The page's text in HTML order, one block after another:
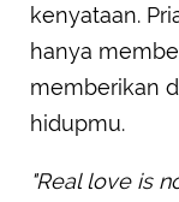
kenyataan.
hanya
memberikan
hidupmu.
"Real love is